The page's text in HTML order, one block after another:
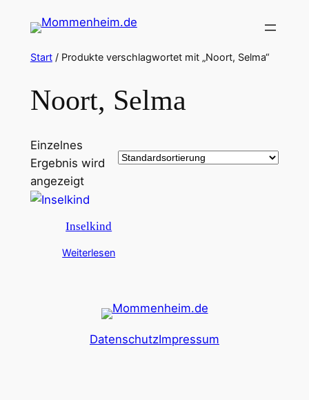
Inhalt
springen
Start/ Produkte verschlagwortet mit „Noort, Selma“
Noort, Selma
Einzelnes
Ergebnis wird
angezeigt
Inselkind
Weiterlesen
DatenschutzImpressum